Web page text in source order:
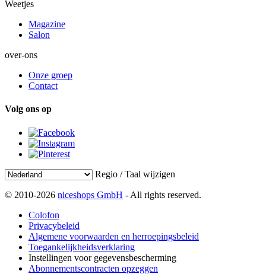
Weetjes
Magazine
Salon
over-ons
Onze groep
Contact
Volg ons op
Regio / Taal wijzigen
© 2010-2026 niceshops GmbH - All rights reserved.
Colofon
Privacybeleid
Algemene voorwaarden en herroepingsbeleid
Toegankelijkheidsverklaring
Instellingen voor gegevensbescherming
Abonnementscontracten opzeggen